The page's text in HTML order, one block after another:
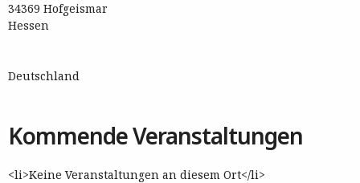
34369 Hofgeismar
Hessen
Deutschland
Kommende Veranstaltungen
<li>Keine Veranstaltungen an diesem Ort</li>